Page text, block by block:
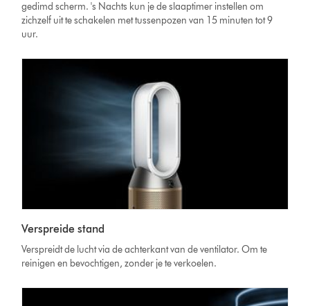
gedimd scherm. 's Nachts kun je de slaaptimer instellen om
zichzelf uit te schakelen met tussenpozen van 15 minuten tot 9
uur.
Verspreide stand
Verspreidt de lucht via de achterkant van de ventilator. Om te
reinigen en bevochtigen, zonder je te verkoelen.